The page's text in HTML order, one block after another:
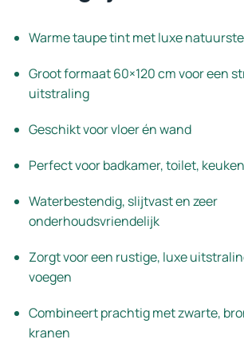
Warme taupe tint met luxe
Groot formaat 60×120 cm voor een
uitstraling
Geschikt voor vloer én wand
Perfect voor badkamer, toilet,
Waterbestendig, slijtvast en zeer
onderhoudsvriendelijk
Zorgt voor een rustige, luxe
voegen
Combineert prachtig met zwarte,
kranen